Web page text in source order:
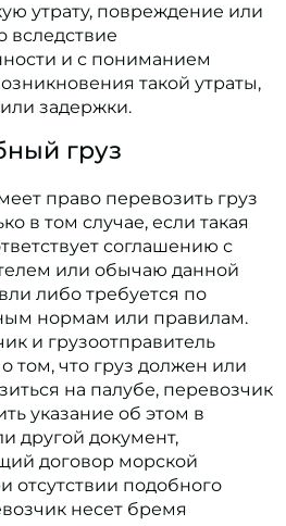
утрату, повреждение или
вследствие
и с пониманием
такой утраты,
задержки.
груз
право перевозить груз
в том случае, если такая
соглашению с
или обычаю данной
либо требуется по
нормам или правилам.
и грузоотправитель
том, что груз должен или
на палубе, перевозчик
указание об этом в
другой документ,
договор морской
отсутствии подобного
несет бремя